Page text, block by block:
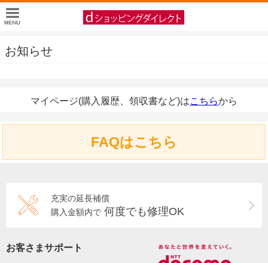
お知らせ
マイページ(購入履歴、領収書など)はこちらから
FAQはこちら
充実の延長補償
購入金額内で 何度でも修理OK
お客さまサポート